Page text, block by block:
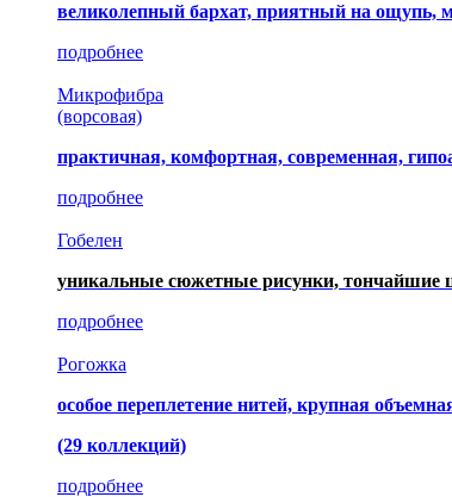
великолепный бархат, приятный на ощупь,
подробнее
Микрофибра
(ворсовая)
практичная, комфортная, современная,
подробнее
Гобелен
уникальные сюжетные рисунки, тончайшие
подробнее
Рогожка
особое переплетение нитей, крупная
(29 коллекций)
подробнее